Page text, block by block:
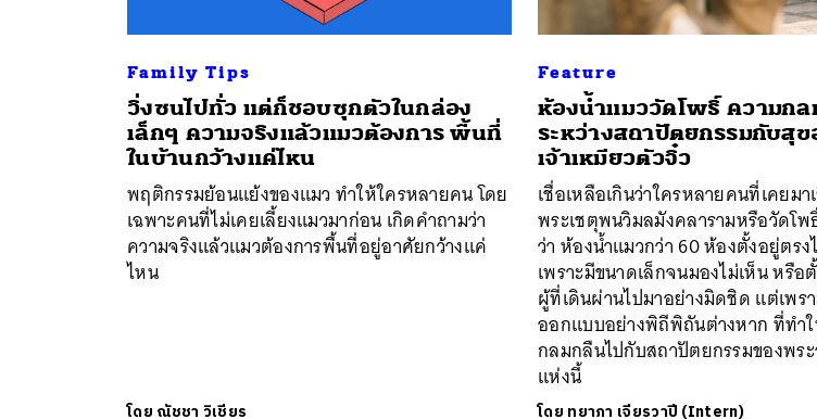
Family Tips
วิ่งซนไปทั่ว แต่ก็ชอบซุกตัวในกล่อง
เล็กๆ ความจริงแล้วแมวต้องการ พื้นที่
ในบ้านกว้างแค่ไหน
พฤติกรรมย้อนแย้งของแมว ทำให้ใครหลายคน โดย
เฉพาะคนที่ไม่เคยเลี้ยงแมวมาก่อน เกิดคำถามว่า
ความจริงแล้วแมวต้องการพื้นที่อยู่อาศัยกว้างแค่
ไหน
โดย ณัชชา วิเชียร
Feature
ห้องน้ำแมววัดโพธิ์ ความก
ระหว่างสถาปัตยกรรมกับสุ
เจ้าเหมียวตัวจิ๋ว
เชื่อเหลือเกินว่าใครหลายคนที่เคยม
พระเชตุพนวิมลมังคลารามหรือวัดโ
ว่า ห้องน้ำแมวกว่า 60 ห้องตั้งอยู่ตรง
เพราะมีขนาดเล็กจนมองไม่เห็น หรื
ผู้ที่เดินผ่านไปมาอย่างมิดชิด แต่เพ
ออกแบบอย่างพิถีพิถันต่างหาก ที่ทำ
กลมกลืนไปกับสถาปัตยกรรมของพร
แห่งนี้
โดย ทยาภา เจียรวาปี (Intern)